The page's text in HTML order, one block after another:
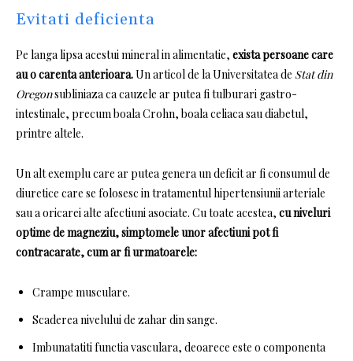
Evitati deficienta
Pe langa lipsa acestui mineral in alimentatie, exista persoane care
au o carenta anterioara.Un articol de la Universitatea de Stat din
Oregonsubliniaza ca cauzele ar putea fi tulburari gastro-
intestinale, precum boala Crohn, boala celiaca sau diabetul,
printre altele.
Un alt exemplu care ar putea genera un deficit ar fi consumul de
diuretice care se folosesc in tratamentul hipertensiunii arteriale
sau a oricarei alte afectiuni asociate. Cu toate acestea, cu niveluri
optime de magneziu, simptomele unor afectiuni pot fi
contracarate, cum ar fi urmatoarele:
Crampe musculare.
Scaderea nivelului de zahar din sange.
Imbunatatiti functia vasculara, deoarece este o componenta